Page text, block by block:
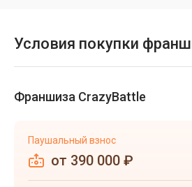
Условия покупки
Франшиза CrazyBattle
Паушальный взнос
от 390 000 ₽